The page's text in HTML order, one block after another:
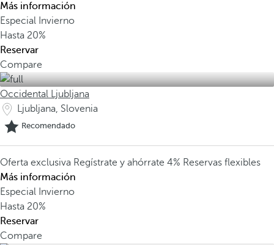
Más información
Especial Invierno
Hasta 20%
Reservar
Compare
Occidental Ljubljana
Ljubljana, Slovenia
Recomendado
Oferta exclusiva Regístrate y ahórrate 4% Reservas flexibles
Más información
Especial Invierno
Hasta 20%
Reservar
Compare